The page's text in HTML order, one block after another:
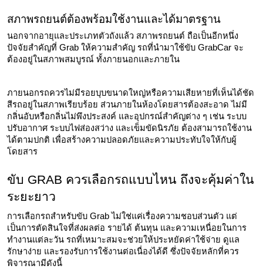
สภาพรถยนต์ต้องพร้อมใช้งานและได้มาตรฐาน
นอกจากอายุและประเภทตัวถังแล้ว สภาพรถยนต์ ถือเป็นอีกหนึ่ง
ปัจจัยสำคัญที่ Grab ให้ความสำคัญ รถที่นำมาใช้ขับ GrabCar จะ
ต้องอยู่ในสภาพสมบูรณ์ ทั้งภายนอกและภายใน
ภายนอกรถควรไม่มีรอยบุบขนาดใหญ่หรือความเสียหายที่เห็นได้ชัด
สีรถอยู่ในสภาพเรียบร้อย ส่วนภายในห้องโดยสารต้องสะอาด ไม่มี
กลิ่นอับหรือกลิ่นไม่พึงประสงค์ และอุปกรณ์สำคัญต่าง ๆ เช่น ระบบ
ปรับอากาศ ระบบไฟส่องสว่าง และเข็มขัดนิรภัย ต้องสามารถใช้งาน
ได้ตามปกติ เพื่อสร้างความปลอดภัยและความประทับใจให้กับผู้
โดยสาร
ขับ GRAB ควรเลือกรถแบบไหน ถึงจะคุ้มค่าใน
ระยะยาว
การเลือกรถสำหรับขับ Grab ไม่ใช่แค่เรื่องความชอบส่วนตัว แต่
เป็นการตัดสินใจที่ส่งผลต่อ รายได้ ต้นทุน และความเหนื่อยในการ
ทำงานแต่ละวัน รถที่เหมาะสมจะช่วยให้ประหยัดค่าใช้จ่าย ดูแล
รักษาง่าย และรองรับการใช้งานต่อเนื่องได้ดี ซึ่งปัจจัยหลักที่ควร
พิจารณามีดังนี้